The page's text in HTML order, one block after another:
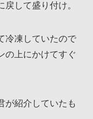
して盛り付け。
冷凍していたので
の上にかけてすぐ
が紹介していたも